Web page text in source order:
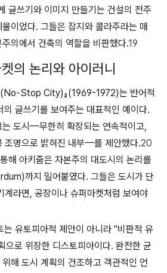
글쓰기와 이미지 만들기는 건설의 전주
이었다. 그들은 잡지와 콜라주라는 매
의에서 건축의 역할을 비판했다.19
의 논리와 아이러니
(No-Stop City)』(1969-1972)는 반어적
의 글쓰기를 보여주는 대표적인 예이다.
는 도시—무한히 확장되는 연속적이고,
조명으로 밝혀진 내부—를 제안했다.20
해 아키줌은 자본주의 대도시의 논리를
까지 밀어붙였다. 그들은 도시가 단
계라면, 공장이나 슈퍼마켓처럼 보여야
는 유토피아적 제안이 아니라 "비판적 유
으로 위장한 디스토피아이다. 완전한 균
해 도시 계획의 건조하고 객관적인 언